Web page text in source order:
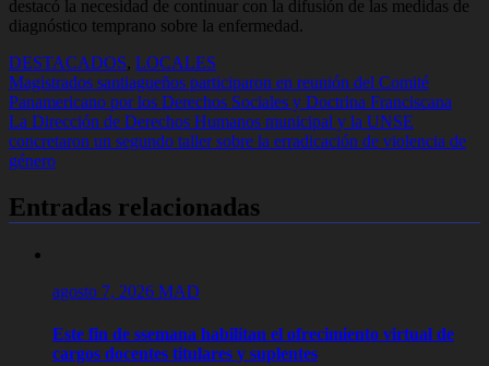
destacó la necesidad de continuar con la difusión de las medidas de
diagnóstico temprano sobre la enfermedad.
DESTACADOS, LOCALES
Navegación
de
entradas
Magistrados santiagueños participaron en reunión del Comité
Panamericano por los Derechos Sociales y Doctrina Franciscana
La Dirección de Derechos Humanos municipal y la UNSE
concretaron un segundo taller sobre la erradicación de violencia de
género
Entradas relacionadas
agosto 7, 2026 MAD
Este fin de ssemana habilitan el ofrecimiento virtual de
cargos docentes titulares y suplentes